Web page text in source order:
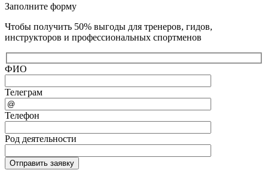
Заполните форму
Чтобы получить 50% выгоды для тренеров, гидов,
инструкторов и профессиональных спортменов
ФИО
Телеграм
Телефон
Род деятельности